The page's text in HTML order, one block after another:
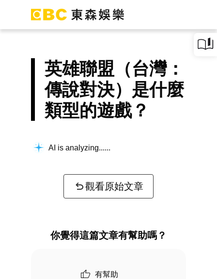
英雄聯盟（台灣：
傳說對決）是什麼
類型的遊戲？
AI is analyzing...
觀看原始文章
你覺得這篇文章有幫助嗎？
有幫助